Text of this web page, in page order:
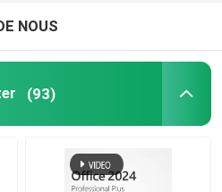
NOUS
(93)